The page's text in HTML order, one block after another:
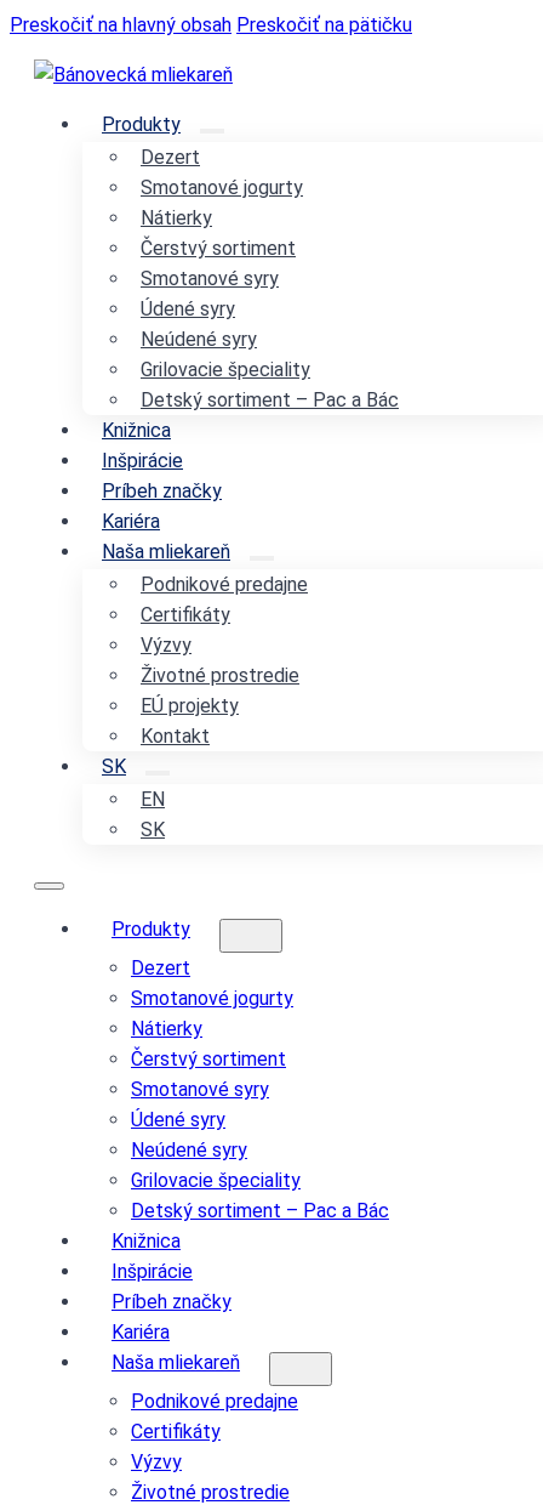
Preskočiť na hlavný obsah Preskočiť na pätičku
Produkty
Dezert
Smotanové jogurty
Nátierky
Čerstvý sortiment
Smotanové syry
Údené syry
Neúdené syry
Grilovacie špeciality
Detský sortiment – Pac a Bác
Knižnica
Inšpirácie
Príbeh značky
Kariéra
Naša mliekareň
Podnikové predajne
Certifikáty
Výzvy
Životné prostredie
EÚ projekty
Kontakt
SK
EN
SK
Produkty
Dezert
Smotanové jogurty
Nátierky
Čerstvý sortiment
Smotanové syry
Údené syry
Neúdené syry
Grilovacie špeciality
Detský sortiment – Pac a Bác
Knižnica
Inšpirácie
Príbeh značky
Kariéra
Naša mliekareň
Podnikové predajne
Certifikáty
Výzvy
Životné prostredie